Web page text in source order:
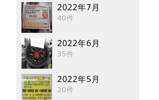
2022年7月
40件
2022年6月
35件
2022年5月
20件